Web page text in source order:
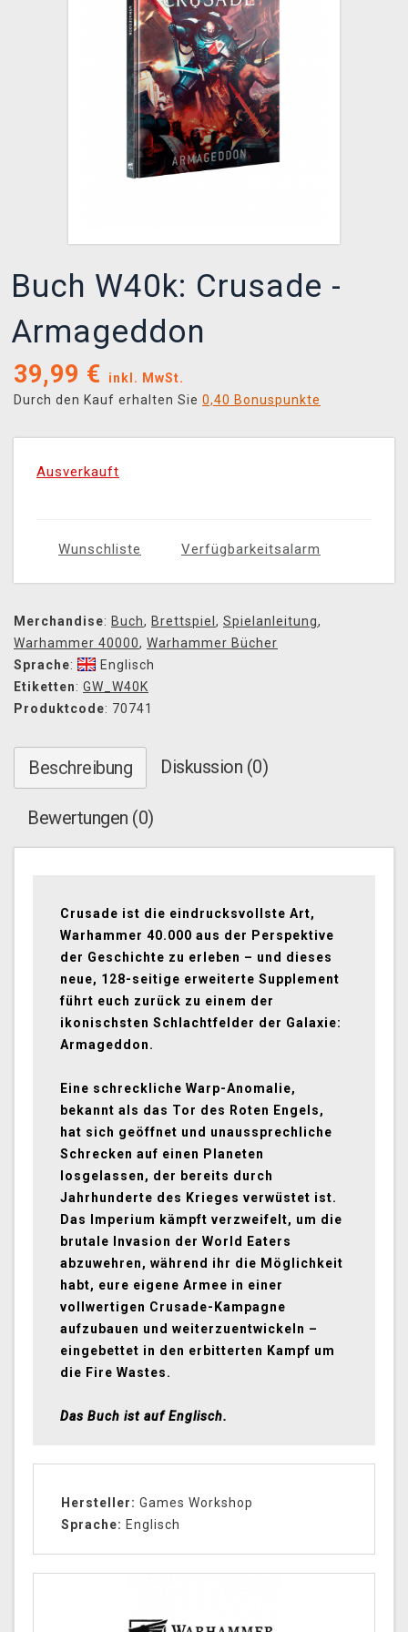
Buch W40k: Crusade -
Armageddon
39,99 €
inkl. MwSt.
Durch den Kauf erhalten Sie 0,40 Bonuspunkte
Ausverkauft
Wunschliste Verfügbarkeitsalarm
Merchandise: Buch, Brettspiel , Spielanleitung,
Warhammer 40000, Warhammer Bücher
Sprache:
Englisch
Etiketten: GW_W40K
Produktcode: 70741
Beschreibung Diskussion (0)
Bewertungen (0)
Crusade ist die eindrucksvollste Art,
Warhammer 40.000 aus der Perspektive
der Geschichte zu erleben – und dieses
neue, 128-seitige erweiterte Supplement
führt euch zurück zu einem der
ikonischsten Schlachtfelder der Galaxie:
Armageddon.
Eine schreckliche Warp-Anomalie,
bekannt als das Tor des Roten Engels,
hat sich geöffnet und unaussprechliche
Schrecken auf einen Planeten
losgelassen, der bereits durch
Jahrhunderte des Krieges verwüstet ist.
Das Imperium kämpft verzweifelt, um die
brutale Invasion der World Eaters
abzuwehren, während ihr die Möglichkeit
habt, eure eigene Armee in einer
vollwertigen Crusade-Kampagne
aufzubauen und weiterzuentwickeln –
eingebettet in den erbitterten Kampf um
die Fire Wastes.
Das Buch ist auf Englisch.
Hersteller: Games Workshop
Sprache: Englisch